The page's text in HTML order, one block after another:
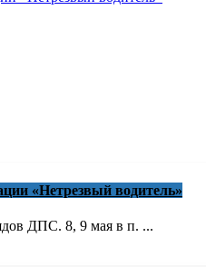
«Нетрезвый водитель»
ДПС. 8, 9 мая в п. ...